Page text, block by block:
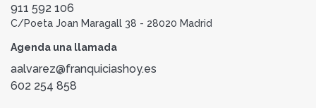
911 592 106
C/Poeta Joan Maragall 38 - 28020 Madrid
Agenda una llamada
aalvarez@franquiciashoy.es
602 254 858